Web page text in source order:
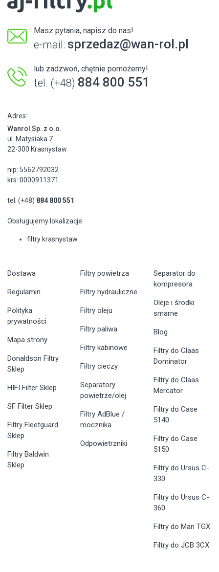
Masz pytania, napisz do nas!
e-mail: sprzedaz@wan-rol.pl
lub zadzwoń, chętnie pomożemy!
tel. (+48) 884 800 551
Adres:
Wanrol Sp. z o.o.
ul. Matysiaka 7
22-300 Krasnystaw
nip: 5562792032
krs: 0000911371
tel. (+48) 884 800 551
Obsługujemy lokalizacje:
filtry krasnystaw
Dostawa
Regulamin
Polityka
prywatności
Mapa strony
Donaldson Filtry
Sklep
HIFI Filter Sklep
SF Filter Sklep
Filtry Fleetguard
Sklep
Filtry Baldwin
Sklep
Filtry powietrza
Filtry hydrauliczne
Filtry oleju
Filtry paliwa
Filtry kabinowe
Filtry cieczy
Separatory
powietrze/olej
Filtry AdBlue /
mocznika
Odpowietrzniki
Separator do
kompresora
Oleje i środki
smarne
Blog
Filtry do Claas
Dominator
Filtry do Claas
Mercator
Filtry do Case
5140
Filtry do Case
5150
Filtry do Ursus C-
330
Filtry do Ursus C-
360
Filtry do Man TGX
Filtry do JCB 3CX